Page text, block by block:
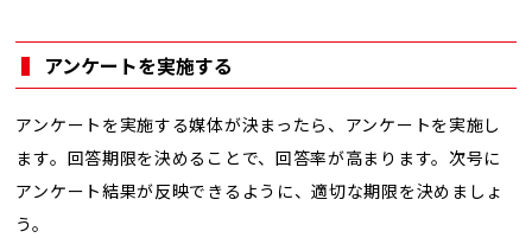
アンケートを実施する
アンケートを実施する媒体が決まったら、アンケートを実施し
ます。回答期限を決めることで、回答率が高まります。次号に
アンケート結果が反映できるように、適切な期限を決めましょ
う。